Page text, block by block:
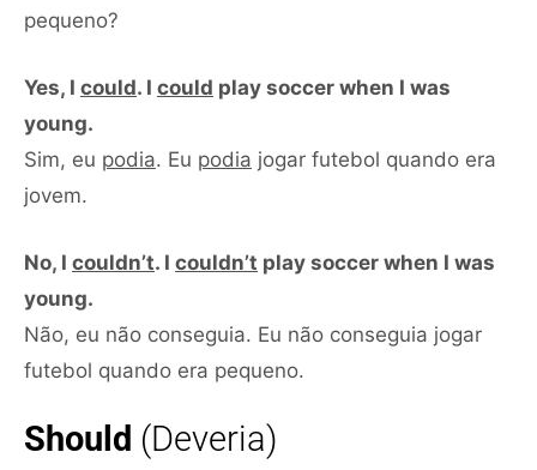
pequeno?
Yes, I could. I could play soccer when I was
young.
Sim, eu podia. Eu podia jogar futebol quando era
jovem.
No, I couldn’t. I couldn’t play soccer when I was
young.
Não, eu não conseguia. Eu não conseguia jogar
futebol quando era pequeno.
Should (Deveria)